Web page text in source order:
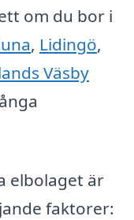
om du bor i
, Lidingö,
Väsby
elbolaget är
faktorer: